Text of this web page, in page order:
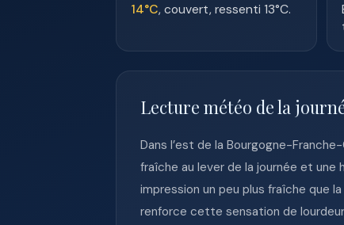
14°C, couvert, ressenti 13°C.
Lecture météo de la
Dans l’est de la Bourgogne-
fraîche au lever de la journée et une
impression un peu plus fraîche que
renforce cette sensation de